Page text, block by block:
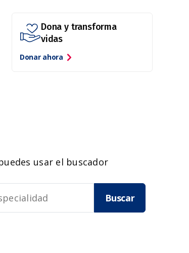
Dona y transforma
vidas
Donar ahora
usar el buscador
Buscar